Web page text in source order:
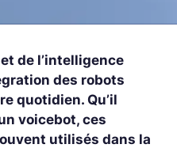
de l’intelligence
des robots
quotidien. Qu’il
voicebot, ces
utilisés dans la